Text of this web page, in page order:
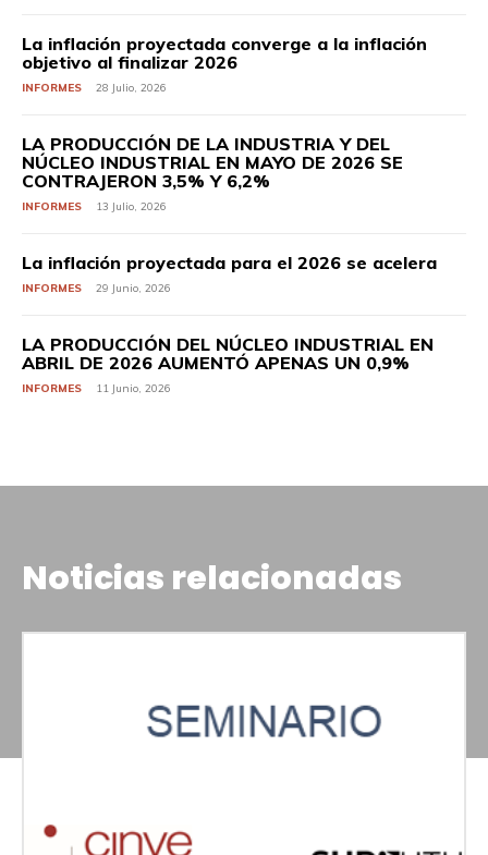
La inflación proyectada converge a la inflación
objetivo al finalizar 2026
INFORMES 28 Julio, 2026
LA PRODUCCIÓN DE LA INDUSTRIA Y DEL
NÚCLEO INDUSTRIAL EN MAYO DE 2026 SE
CONTRAJERON 3,5% Y 6,2%
INFORMES 13 Julio, 2026
La inflación proyectada para el 2026 se acelera
INFORMES 29 Junio, 2026
LA PRODUCCIÓN DEL NÚCLEO INDUSTRIAL EN
ABRIL DE 2026 AUMENTÓ APENAS UN 0,9%
INFORMES 11 Junio, 2026
Noticias relacionadas